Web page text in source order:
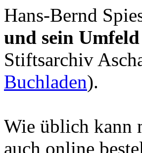
Hans-Bernd
und sein Umfeld
Stiftsarchiv
Buchladen).
Wie üblich kann
auch online